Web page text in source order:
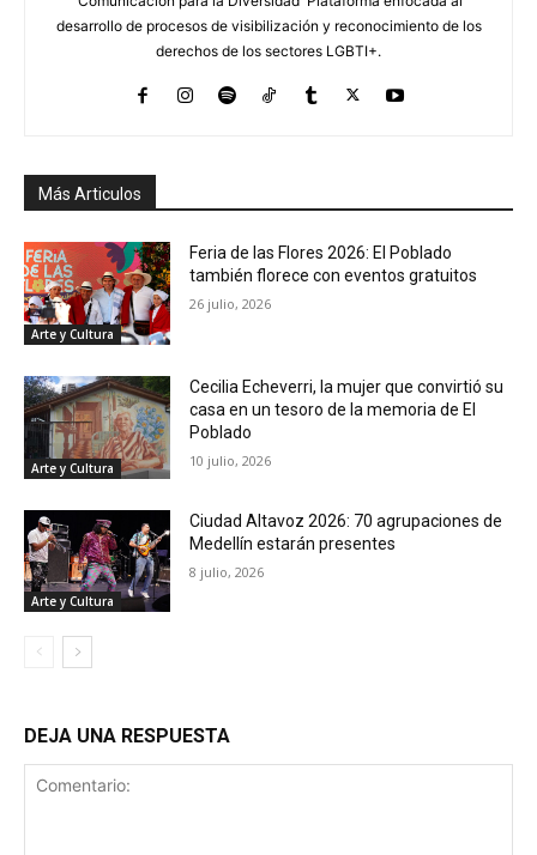
desarrollo de procesos de visibilización y reconocimiento de los
derechos de los sectores LGBTI+.
Más Articulos
Arte y Cultura
Feria de las Flores 2026: El Poblado
también florece con eventos gratuitos
26 julio, 2026
Arte y Cultura
Cecilia Echeverri, la mujer que convirtió su
casa en un tesoro de la memoria de El
Poblado
10 julio, 2026
Arte y Cultura
Ciudad Altavoz 2026: 70 agrupaciones de
Medellín estarán presentes
8 julio, 2026
DEJA UNA RESPUESTA